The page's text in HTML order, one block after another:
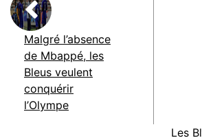
Malgré l’absence
de Mbappé, les
Bleus veulent
conquérir
l’Olympe
Les